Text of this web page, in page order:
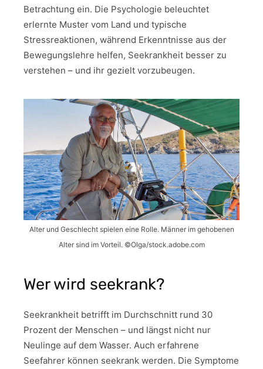
Betrachtung ein. Die Psychologie beleuchtet
erlernte Muster vom Land und typische
Stressreaktionen, während Erkenntnisse aus der
Bewegungslehre helfen, Seekrankheit besser zu
verstehen – und ihr gezielt vorzubeugen.
Alter und Geschlecht spielen eine Rolle. Männer im gehobenen
Alter sind im Vorteil. ©Olga/stock.adobe.com
Wer wird seekrank?
Seekrankheit betrifft im Durchschnitt rund 30
Prozent der Menschen – und längst nicht nur
Neulinge auf dem Wasser. Auch erfahrene
Seefahrer können seekrank werden. Die Symptome